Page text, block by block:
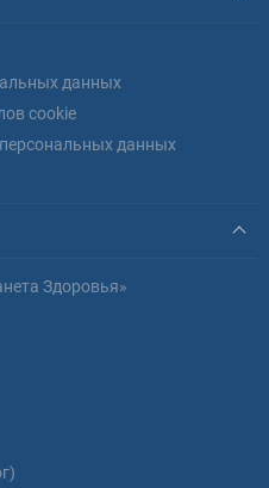
данных
cookie
данных
Здоровья»